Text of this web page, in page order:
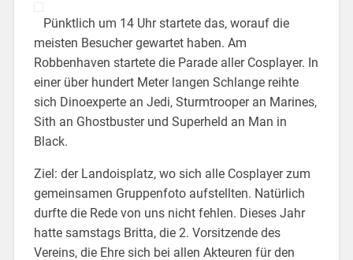
Pünktlich um 14 Uhr startete das, worauf die
meisten Besucher gewartet haben. Am
Robbenhaven startete die Parade aller Cosplayer. In
einer über hundert Meter langen Schlange reihte
sich Dinoexperte an Jedi, Sturmtrooper an Marines,
Sith an Ghostbuster und Superheld an Man in
Black.
Ziel: der Landoisplatz, wo sich alle Cosplayer zum
gemeinsamen Gruppenfoto aufstellten. Natürlich
durfte die Rede von uns nicht fehlen. Dieses Jahr
hatte samstags Britta, die 2. Vorsitzende des
Vereins, die Ehre sich bei allen Akteuren für den